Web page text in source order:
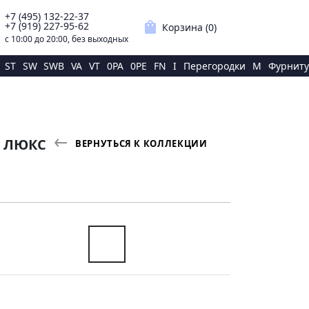
+7 (495) 132-22-37
+7 (919) 227-95-62
с 10:00 до 20:00, без выходных
shopping_bag Корзина (0)
ST SW SWB VA VT 0PA 0PE FN I Перегородки M
ЛЮКС ВЕРНУТЬСЯ К КОЛЛЕКЦИИ